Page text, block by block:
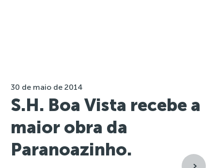
30 de maio de 2014
S.H. Boa Vista recebe a
maior obra da
Paranoazinho.